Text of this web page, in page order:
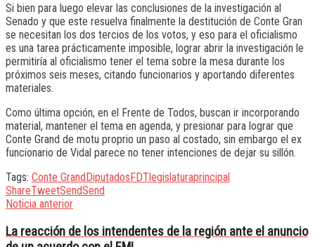
Si bien para luego elevar las conclusiones de la investigación al
Senado y que este resuelva finalmente la destitución de Conte Gran
se necesitan los dos tercios de los votos, y eso para el oficialismo
es una tarea prácticamente imposible, lograr abrir la investigación le
permitiría al oficialismo tener el tema sobre la mesa durante los
próximos seis meses, citando funcionarios y aportando diferentes
materiales.
Como última opción, en el Frente de Todos, buscan ir incorporando
material, mantener el tema en agenda, y presionar para lograr que
Conte Grand de motu proprio un paso al costado, sin embargo el ex
funcionario de Vidal parece no tener intenciones de dejar su sillón.
Tags: Conte GrandDiputadosFDTlegislaturaprincipal
ShareTweetSendSend
Noticia anterior
La reacción de los intendentes de la región ante el anuncio